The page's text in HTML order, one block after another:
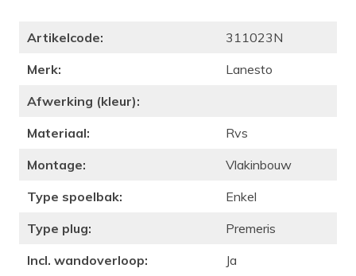
Artikelcode:
311023N
Merk:
Lanesto
Afwerking (kleur):
Materiaal:
Rvs
Montage:
Vlakinbouw
Type spoelbak:
Enkel
Type plug:
Premeris
Incl. wandoverloop:
Ja